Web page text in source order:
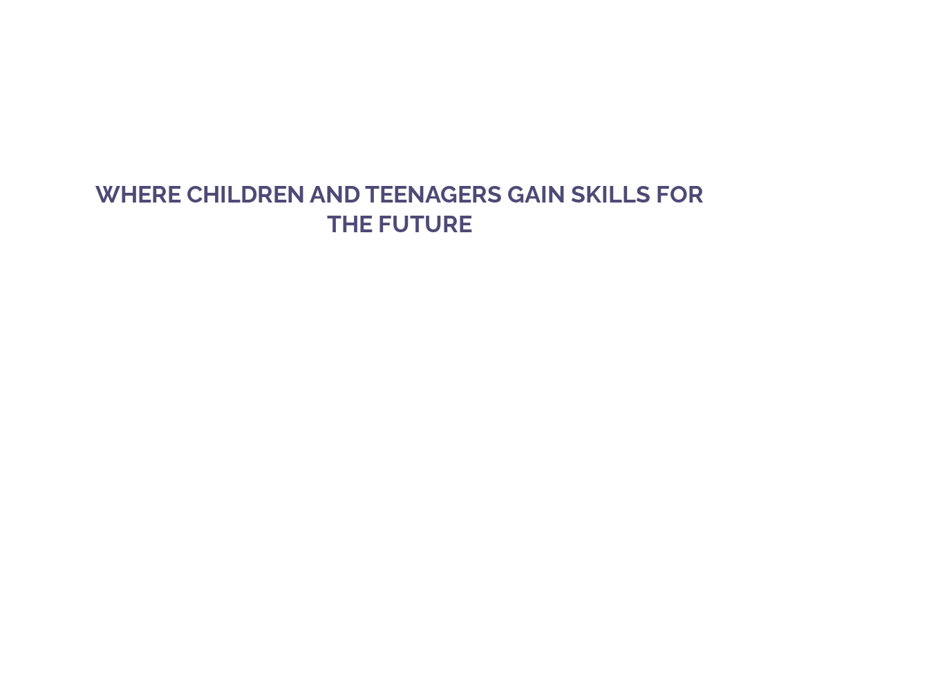
WHERE CHILDREN AND TEENAGERS GAIN SKILLS FOR
THE FUTURE